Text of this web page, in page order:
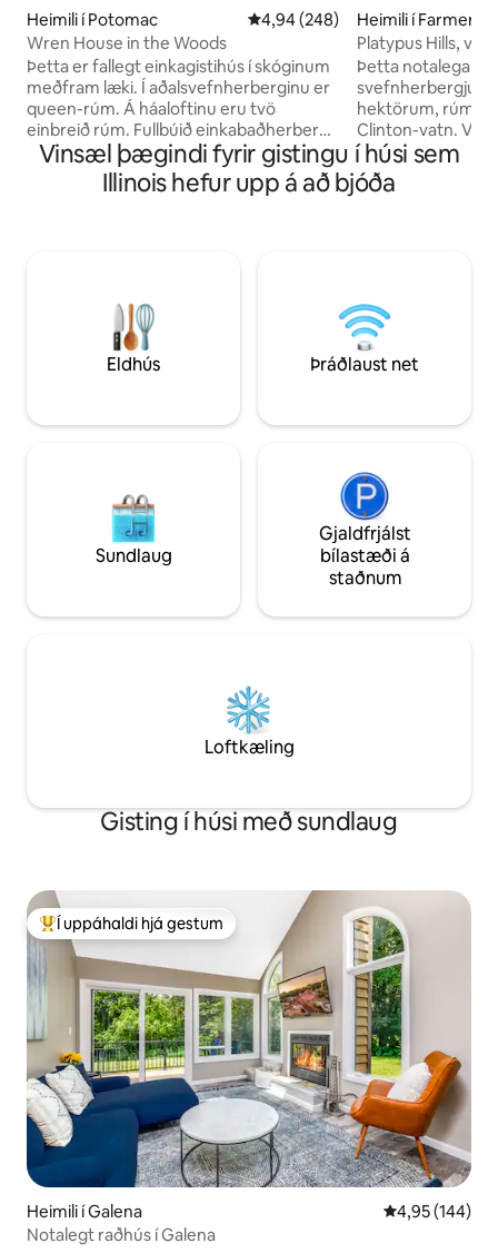
Heimili í Potomac 4,94 af 5 í meðaleinkunn, 248
4,94 (248)
Wren House in the Woods
Þetta er fallegt einkagistihús í skóginum
meðfram læki. Í aðalsvefnherberginu er
queen-rúm. Á háaloftinu eru tvö
einbreið rúm. Fullbúið einkabaðherbergi
með stórri sturtu sem stígur er inn í.
Upplýsta, afskilda veröndin og opna
pallurinn liggja fyrir ofan West Creek
valhnotutrjám svo að fuglarnir eru alls
staðar ásamt öðrum dýralífi. Hugsaðu
þér hljóð dýralífs á kvöldin og fugla
snemma á morgnana og ekkert sjónvarp
Heimili í Farmer
Platypus Hills,
pottur,eldstæði
Þetta notalega
svefnherbergjum
hektörum, rúmar
Clinton-vatn. Við
pott, upphitaða
göngu-, veiði- og
Bátarampinn er
viðbótar $ 50 á
en 2. Sundlaug
VINSAMLEGAST
SKRÁNINGUNA
Vinsæl þægindi fyrir gistingu í húsi sem
Illinois hefur upp á að bjóða
Eldhús Þráðlaust net
Sundlaug
Gjaldfrjálst
bílastæði á
staðnum
Loftkæling
Gisting í húsi með sundlaug
Í mestu uppáhaldi hjá gestum
Í uppáhaldi hjá gestum
Heimili í Galena 4,95 af 5 í
4,95 (144)
Notalegt raðhús í Galena